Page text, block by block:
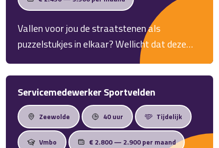
Vallen voor jou de straatstenen als
puzzelstukjes in elkaar? Wellicht dat deze
Servicemedewerker Sportvelden
Zeewolde 40 uur Tijdelijk
Vmbo € 2.800 — 2.900 per maand